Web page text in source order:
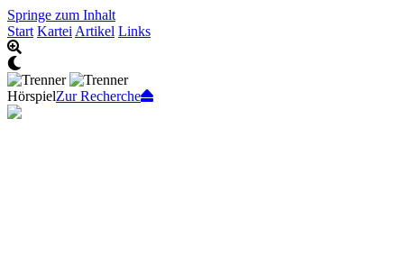
Springe zum Inhalt
Start Kartei Artikel Links
HörspielZur Recherche